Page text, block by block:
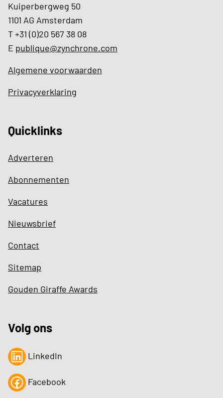
Kuiperbergweg 50
1101 AG Amsterdam
T +31 (0)20 567 38 08
E publique@zynchrone.com
Algemene voorwaarden
Privacyverklaring
Quicklinks
Adverteren
Abonnementen
Vacatures
Nieuwsbrief
Contact
Sitemap
Gouden Giraffe Awards
Volg ons
LinkedIn
Facebook